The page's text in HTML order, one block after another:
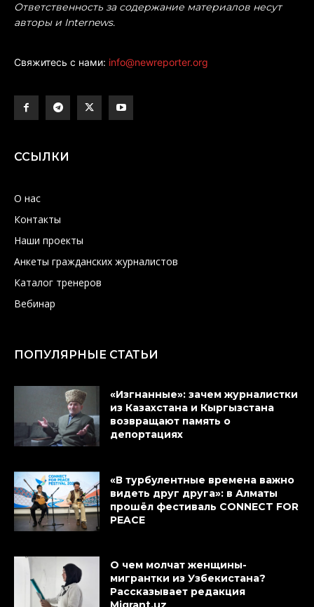
Ответственность за содержание материалов несут
авторы и Internews.
Свяжитесь с нами: info@newreporter.org
ССЫЛКИ
О нас
Контакты
Наши проекты
Анкеты гражданских журналистов
Каталог тренеров
Вебинар
ПОПУЛЯРНЫЕ СТАТЬИ
«Изгнанные»: зачем журналистки
из Казахстана и Кыргызстана
возвращают память о
депортациях
«В турбулентные времена важно
видеть друг друга»: в Алматы
прошёл фестиваль CONNECT FOR
PEACE
О чем молчат женщины-
мигрантки из Узбекистана?
Рассказывает редакция